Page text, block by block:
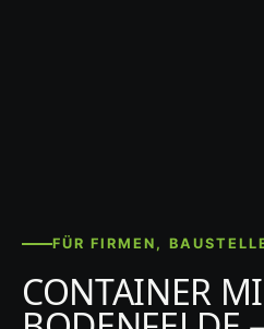
FÜR FIRMEN,
CONTAINER